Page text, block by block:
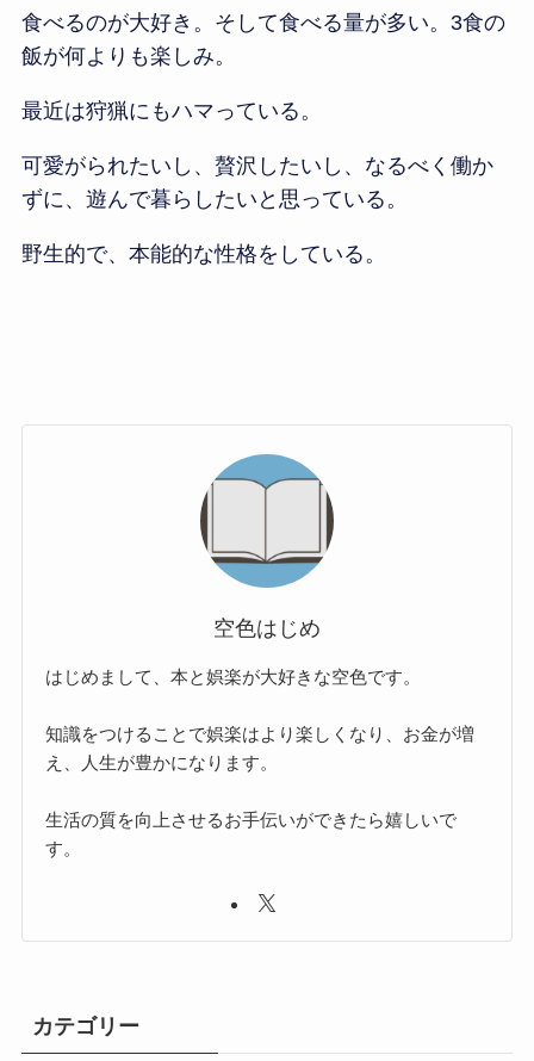
食べるのが大好き。そして食べる量が多い。3食の
飯が何よりも楽しみ。
最近は狩猟にもハマっている。
可愛がられたいし、贅沢したいし、なるべく働か
ずに、遊んで暮らしたいと思っている。
野生的で、本能的な性格をしている。
空色はじめ
はじめまして、本と娯楽が大好きな空色です。
知識をつけることで娯楽はより楽しくなり、お金が増
え、人生が豊かになります。
生活の質を向上させるお手伝いができたら嬉しいで
す。
カテゴリー